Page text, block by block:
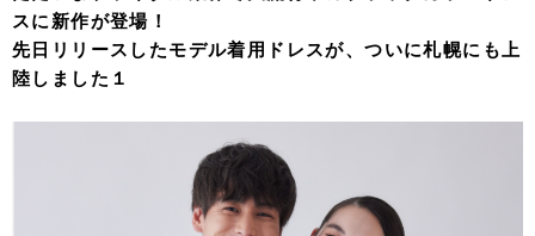
スに新作が登場！
先日リリースしたモデル着用ドレスが、ついに札幌にも上
陸しました１